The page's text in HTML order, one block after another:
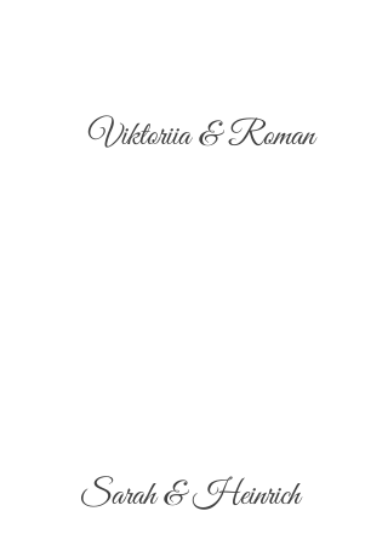
Viktoriia & Roman
Sarah & Heinrich